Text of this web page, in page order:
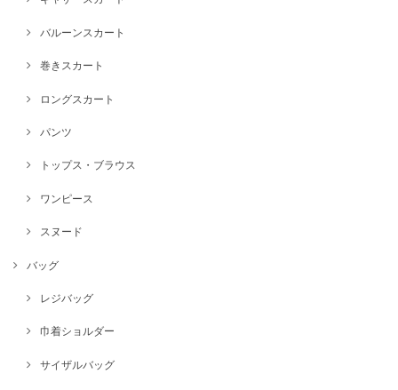
バルーンスカート
巻きスカート
ロングスカート
パンツ
トップス・ブラウス
ワンピース
スヌード
バッグ
レジバッグ
巾着ショルダー
サイザルバッグ